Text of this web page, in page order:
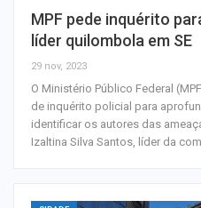
MPF pede inquérito
líder quilombola em SE
29 nov, 2023
O Ministério Público Federal
de inquérito policial para
identificar os autores das
Izaltina Silva Santos, líder da